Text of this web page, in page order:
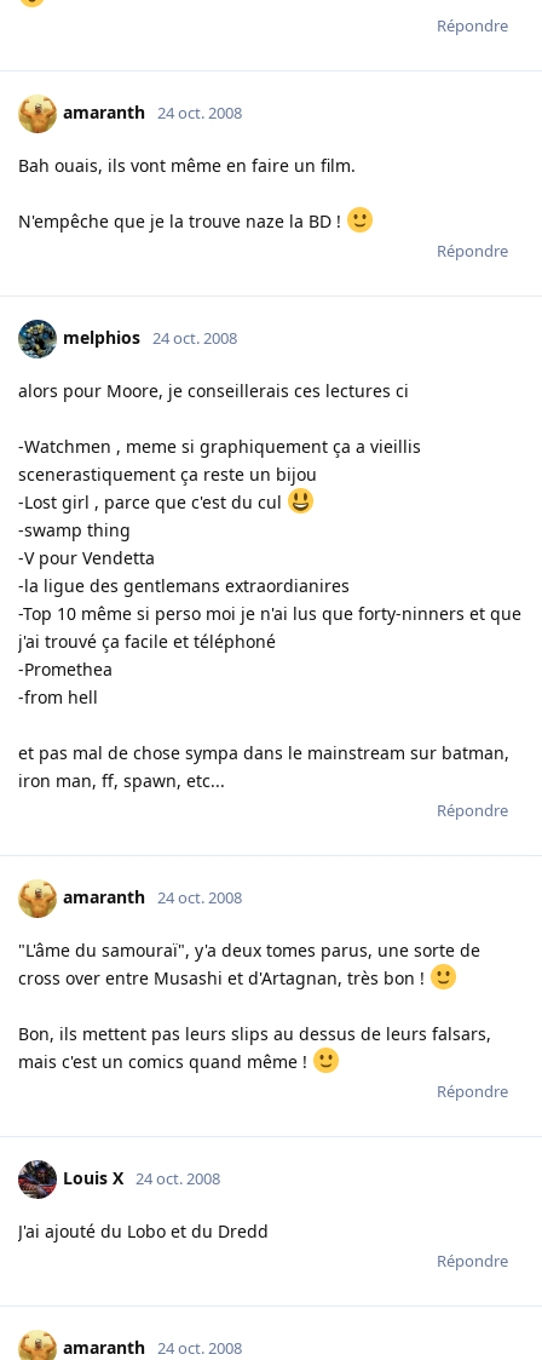
Répondre
amaranth 24 oct. 2008
Bah ouais, ils vont même en faire un film.
N'empêche que je la trouve naze la BD !
Répondre
melphios 24 oct. 2008
alors pour Moore, je conseillerais ces lectures ci
-Watchmen , meme si graphiquement ça a vieillis
scenerastiquement ça reste un bijou
-Lost girl , parce que c'est du cul
-swamp thing
-V pour Vendetta
-la ligue des gentlemans extraordianires
-Top 10 même si perso moi je n'ai lus que forty-ninners et que
j'ai trouvé ça facile et téléphoné
-Promethea
-from hell
et pas mal de chose sympa dans le mainstream sur batman,
iron man, ff, spawn, etc...
Répondre
amaranth 24 oct. 2008
"L'âme du samouraï", y'a deux tomes parus, une sorte de
cross over entre Musashi et d'Artagnan, très bon !
Bon, ils mettent pas leurs slips au dessus de leurs falsars,
mais c'est un comics quand même !
Répondre
Louis X 24 oct. 2008
J'ai ajouté du Lobo et du Dredd
Répondre
amaranth 24 oct. 2008